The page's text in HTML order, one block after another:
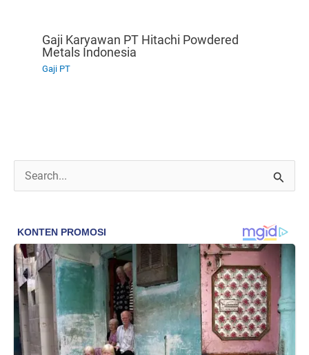
Gaji Karyawan PT Hitachi Powdered
Metals Indonesia
Gaji PT
a
u
n
t